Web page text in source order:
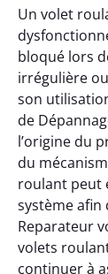
Un volet
bloqué lors
irrégulière
son
de
l’origine du
du
roulant peut
système afin
Reparateur
volets
continuer à